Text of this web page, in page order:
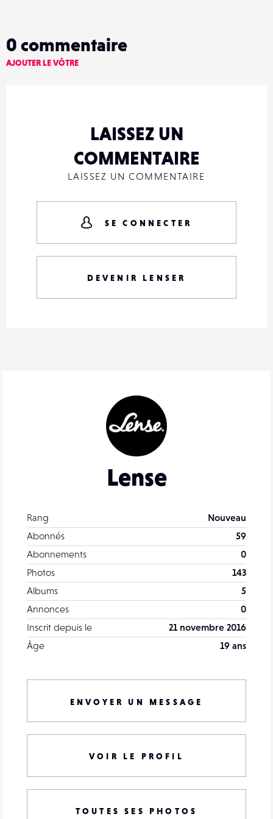
Lense
Rang
Nouveau
Abonnés
59
Abonnements
0
Photos
143
Albums
5
Annonces
0
Inscrit depuis le
21 novembre 2016
Âge
19 ans
ENVOYER UN MESSAGE
VOIR LE PROFIL
TOUTES SES PHOTOS
0 commentaire
AJOUTER LE VÔTRE
LAISSEZ UN
COMMENTAIRE
LAISSEZ UN COMMENTAIRE
SE CONNECTER
DEVENIR LENSER